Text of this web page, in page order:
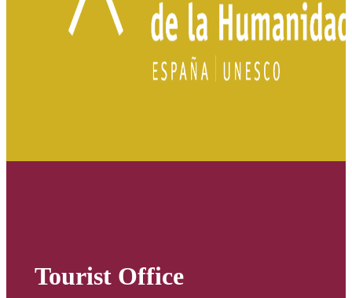
Tourist Office